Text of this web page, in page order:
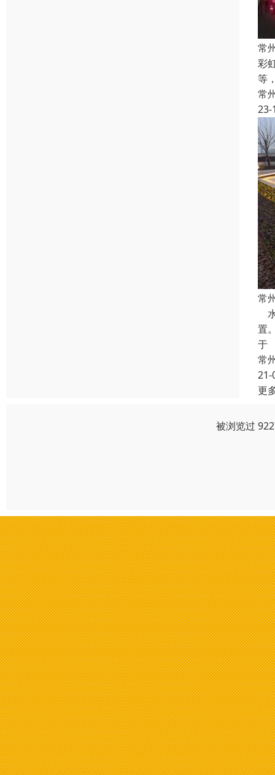
常
彩
等
常
23-
常
置
于
常
21-
更
被浏览过